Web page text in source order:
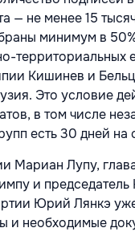
— не менее 15
минимум в
территориальных
Кишинев и
Это условие
в том числе
есть 30 дней на
Мариан Лупу,
и
Юрий Лянкэ
и необходимые